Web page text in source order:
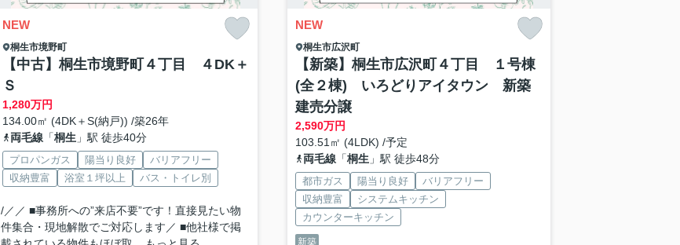
NEW
桐生市境野町
【中古】桐生市境野町４丁目 ４DK＋
Ｓ
1,280万円
134.00㎡ (4DK＋S(納戸)) /築26年
両毛線「桐生 」駅 徒歩40分
プロパンガス 陽当り良好
バリアフリー
収納豊富
浴室１坪以上 バス・トイレ別
/／／ ■事務所への”来店不要”です！直接見たい物
件集合・現地解散でご対応します／ ■他社様で掲
NEW
桐生市広沢町
【新築】桐生市広沢町４丁目 １号棟
(全２棟) いろどりアイタウン 新築
建売分譲
2,590万円
103.51㎡ (4LDK) /予定
両毛線「桐生 」駅 徒歩48分
都市ガス 陽当り良好
バリアフリー
収納豊富
システムキッチン
カウンターキッチン
新築